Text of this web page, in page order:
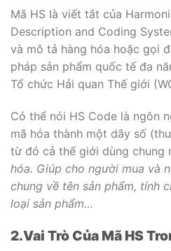
Mã HS là viết tắt của
Description and Coding
và mô tả hàng hóa hoặc gọi
pháp sản phẩm quốc tế đa
Tổ chức Hải quan Thế giới
Có thể nói HS Code là ngôn
mã hóa thành một dãy số
từ đó cả thế giới dùng chung
hóa. Giúp cho người mua và
chung về tên sản phẩm, tính
loại sản phẩm…
2.Vai Trò Của Mã HS